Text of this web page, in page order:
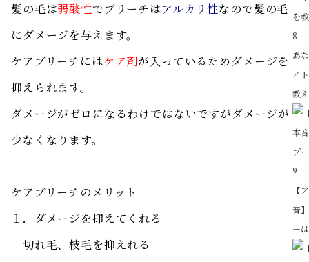
髪の毛は弱酸性でブリーチはアルカリ性なので髪の毛
にダメージを与えます。
ケアブリーチにはケア剤が入っているためダメージを
抑えられます。
ダメージがゼロになるわけではないですがダメージが
少なくなります。
ケアブリーチのメリット
１．ダメージを抑えてくれる
切れ毛、枝毛を抑えれる
8
あ
イ
教
9
【
音
ー